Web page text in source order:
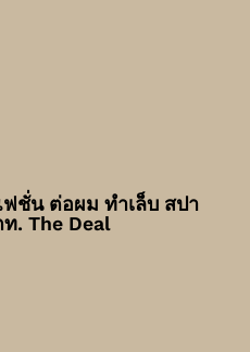
ชั่น ต่อผม ทำเล็บ สปา
. The Deal